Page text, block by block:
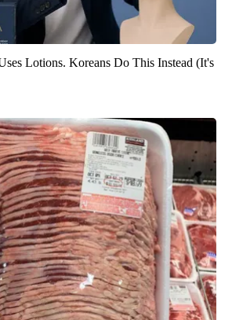
Lotions. Koreans Do This Instead (It's